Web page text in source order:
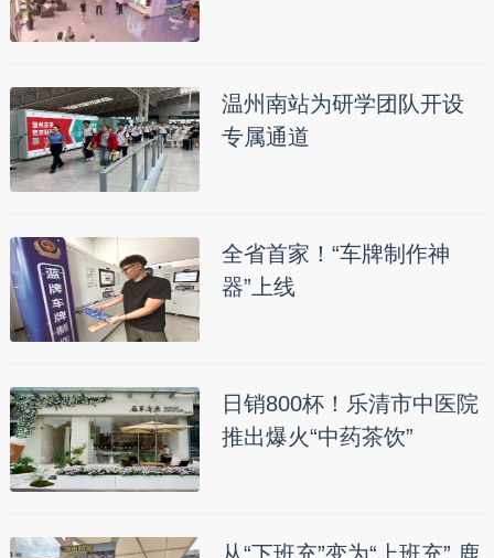
温州南站为研学团队开设
专属通道
全省首家！“车牌制作神
器”上线
日销800杯！乐清市中医院
推出爆火“中药茶饮”